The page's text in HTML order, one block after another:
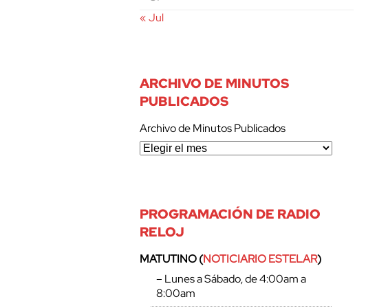
« Jul
ARCHIVO DE MINUTOS
PUBLICADOS
Archivo de Minutos Publicados
PROGRAMACIÓN DE RADIO
RELOJ
MATUTINO (NOTICIARIO ESTELAR)
– Lunes a Sábado, de 4:00am a
8:00am